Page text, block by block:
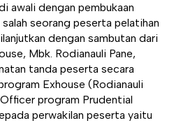
awali dengan pembukaan
seorang peserta pelatihan
dengan sambutan dari
Mbk. Rodianauli Pane,
tanda peserta secara
Exhouse (Rodianauli
program Prudential
perwakilan peserta yaitu